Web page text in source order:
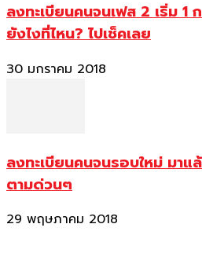
ลงทะเบียนคนจนเฟส 2 เริ่ม 1
ยังไงที่ไหน? ไปเช็คเลย
30 มกราคม 2018
ลงทะเบียนคนจนรอบใหม่ มาแ
ตามด่วนๆ
29 พฤษภาคม 2018